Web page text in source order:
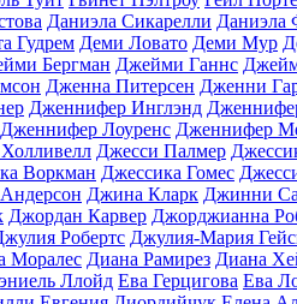
Даниэла Сикарелли Даниэла
Гудрем Деми Ловато Деми Мур
Бергман Джейми Ганнс
Дженна Питерсен Дженни
Дженнифер Инглэнд
Дженнифер Лоуренс Дженнифер
Джесси Палмер
Воркман Джессика Гомес
Джина Кларк Джинни
Джордан Карвер Джорджианна
Робертс Джулия-Мария
Моралес Диана Рамирез Диана
Ллойд Ева Герцигова Ева